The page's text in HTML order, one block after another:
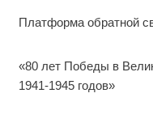
Платформа обратной
«80 лет Победы в
1941-1945 годов»